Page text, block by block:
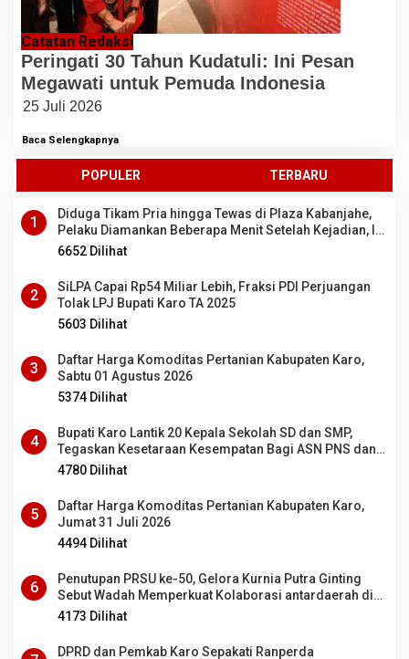
Catatan Redaksi
Peringati 30 Tahun Kudatuli: Ini Pesan
Megawati untuk Pemuda Indonesia
25 Juli 2026
Baca Selengkapnya
POPULER TERBARU
1
Diduga Tikam Pria hingga Tewas di Plaza Kabanjahe,
Pelaku Diamankan Beberapa Menit Setelah Kejadian, Ini
Motifnya
6652 Dilihat
2
SiLPA Capai Rp54 Miliar Lebih, Fraksi PDI Perjuangan
Tolak LPJ Bupati Karo TA 2025
5603 Dilihat
3
Daftar Harga Komoditas Pertanian Kabupaten Karo,
Sabtu 01 Agustus 2026
5374 Dilihat
4
Bupati Karo Lantik 20 Kepala Sekolah SD dan SMP,
Tegaskan Kesetaraan Kesempatan Bagi ASN PNS dan
PPPK
4780 Dilihat
5
Daftar Harga Komoditas Pertanian Kabupaten Karo,
Jumat 31 Juli 2026
4494 Dilihat
6
Penutupan PRSU ke-50, Gelora Kurnia Putra Ginting
Sebut Wadah Memperkuat Kolaborasi antardaerah di
Sumut
4173 Dilihat
DPRD dan Pemkab Karo Sepakati Ranperda